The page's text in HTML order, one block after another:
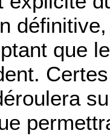
que